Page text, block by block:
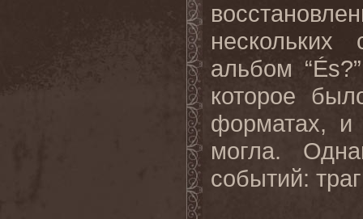
нескольких
альбом
которое
форматах, и
могла.
событий: